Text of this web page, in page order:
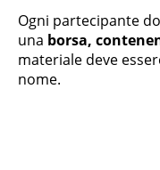
Ogni partecipante
una borsa,
materiale deve
nome.